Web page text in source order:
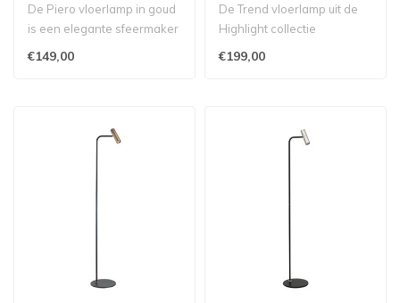
De Piero vloerlamp in goud
is een elegante sfeermaker
€149,00
De Trend vloerlamp uit de
Highlight collectie
€199,00